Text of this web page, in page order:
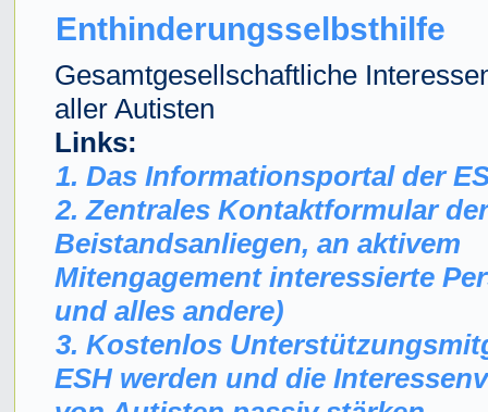
Enthinderungsselbsthilfe
Gesamtgesellschaftliche
aller Autisten
Links:
1. Das Informationsportal der
2. Zentrales Kontaktformular
Beistandsanliegen, an aktivem
Mitengagement interessierte
und alles andere)
3. Kostenlos
ESH werden und die